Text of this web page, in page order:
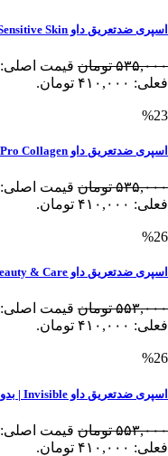
اسپری ضدتعریق داو Sensitive Skin | بی‌بو و هایپوآلرژنیک | ۴۸ ساعته
۵۳۵,۰۰۰ تومان قیمت اصلی: ۵۳۵,۰۰۰ تومان بود.
فعلی: ۴۱۰,۰۰۰ تومان.
%23
اسپری ضدتعریق داو Pro Collagen | مراقبت سبک بدون چسبندگی | ۴۸ ساعته
۵۳۵,۰۰۰ تومان قیمت اصلی: ۵۳۵,۰۰۰ تومان بود.
فعلی: ۴۱۰,۰۰۰ تومان.
%26
اسپری ضدتعریق داو Beauty & Care | نرمی و محافظت ۴۸ ساعته
۵۵۳,۰۰۰ تومان قیمت اصلی: ۵۵۳,۰۰۰ تومان بود.
فعلی: ۴۱۰,۰۰۰ تومان.
%26
اسپری ضدتعریق داو Invisible | بدون لک روی لباس‌ | محافظت ۴۸ ساعته
۵۵۳,۰۰۰ تومان قیمت اصلی: ۵۵۳,۰۰۰ تومان بود.
فعلی: ۴۱۰,۰۰۰ تومان.